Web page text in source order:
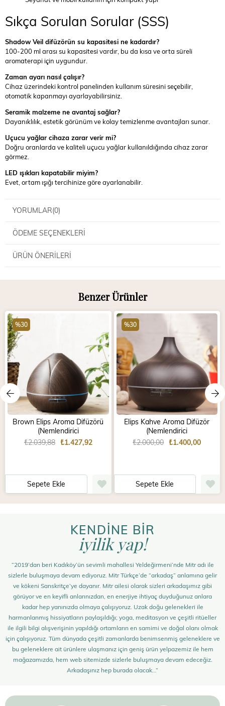
Sıkça Sorulan Sorular (SSS)
Shadow Veil difüzörün su kapasitesi ne kadardır?
100-200 ml arası su kapasitesi vardır, bu da kısa ve orta süreli
aromaterapi için uygundur.
Zaman ayarı nasıl çalışır?
Cihaz üzerindeki kontrol panelinden kullanım süresini seçebilir,
otomatik kapanmayı ayarlayabilirsiniz.
Seramik malzeme ne avantaj sağlar?
Dayanıklılık, estetik görünüm ve kolay temizlenme avantajları sunar.
Uçucu yağlar cihaza zarar verir mi?
Doğru oranlarda ve kaliteli uçucu yağlar kullanıldığında cihaz zarar
görmez.
LED ışıkları kapatabilir miyim?
Evet, ortam ışığı tercihinize göre ayarlanabilir.
YORUMLAR(0)
ÖDEME SEÇENEKLERI
ÜRÜN ÖNERILERI
Benzer Ürünler
Brown Elips Aroma Difüzörü
(Nemlendirici
₺1.427,92
₺2.039,88
Sepete Ekle
%30
Elips Kahve Aroma Difüzör
(Nemlendirici
₺1.400,00
₺2.000,00
Sepete Ekle
%30
KENDİNE BİR
iyilik yap!
“2019’dan beri Kadıköy’ün sevimli mahallesi Yeldeğirmeni’nde Mitr adı ile
sizlerle buluşmaya devam ediyoruz. Mitr Türkçe’de “arkadaş” anlamına gelir
ve kökeni Sanskritçe’ye dayanır. Mitr ailesi olarak sizleri arkadaşımız gibi
görüyor ve en keyifli anlarınızdan, en enerjiye ihtiyaç duyduğunuz anlara
kadar hep yanınızda olmaya çalışıyoruz. Uzak doğu gelenekleri ile
harmanlanmış hissiyatların paylaşıldığı; yoga, meditasyon ve çeşitli ritüeller
ile ilgili bilgi alışverişinin yapıldığı ortamların en samimi ve doğal olanı olmak
için çalışıyoruz. Tüm dünyada çeşitli zamanlarda benimsenmiş geleneklere ve
bu geleneklere ait ürünlere ulaşmanız için geniş ürün yelpazemiz ile hem
mağazamızda, hem web sitemizde sizlerle buluşmaya devam edeceğiz.
Arkadaşınız hep burada olacak…”